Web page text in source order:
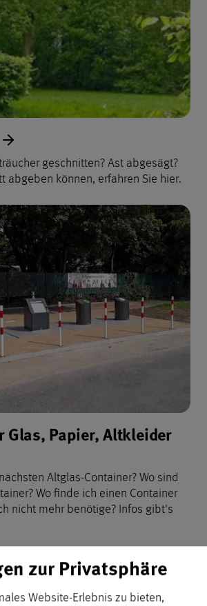
geschnitten? Ast abgesägt?
abgeben können, erfahren Sie hier.
Glas, Papier, Altkleider
Altglas-Container? Wo sind
Wo finde ich einen Container
nicht mehr benötige? Infos gibt's
zur Privatsphäre
Website-Erlebnis zu bieten,